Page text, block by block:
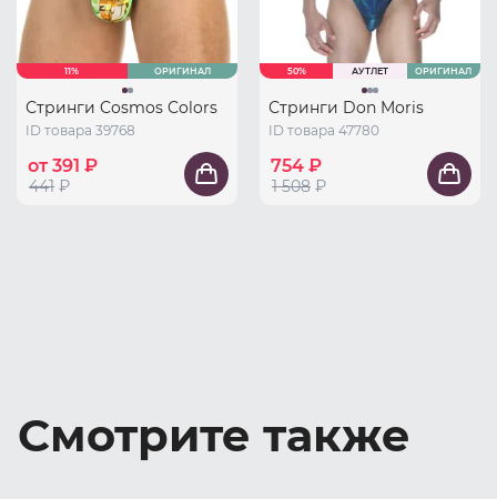
11% ОРИГИНАЛ
Стринги Cosmos Colors
ID товара 39768
от 391 ₽
441 ₽
50% АУТЛЕТ ОРИГИНАЛ
Стринги Don Moris
ID товара 47780
754 ₽
1 508 ₽
Смотрите также